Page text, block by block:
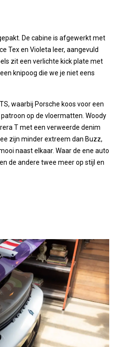
De cabine is afgewerkt met
Tex en Violeta leer, aangevuld
zit een verlichte kick plate met
knipoog die we je niet eens
waarbij Porsche koos voor een
op de vloermatten. Woody
T met een verweerde denim
zijn minder extreem dan Buzz,
naast elkaar. Waar de ene auto
de andere twee meer op stijl en